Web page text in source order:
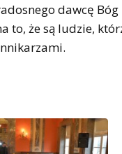
dawcę
że są ludzie,